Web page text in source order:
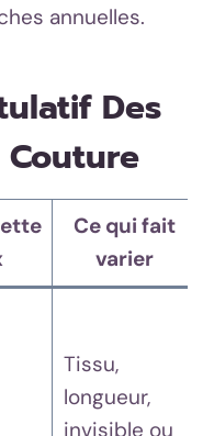
annuelles.
Des
Ce qui fait
varier
Tissu,
longueur,
invisible ou